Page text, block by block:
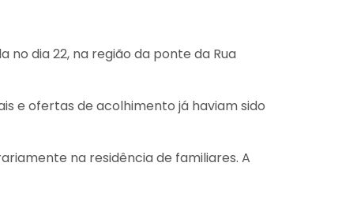
dia 22, na região da ponte da Rua
e ofertas de acolhimento já haviam sido
na residência de familiares. A